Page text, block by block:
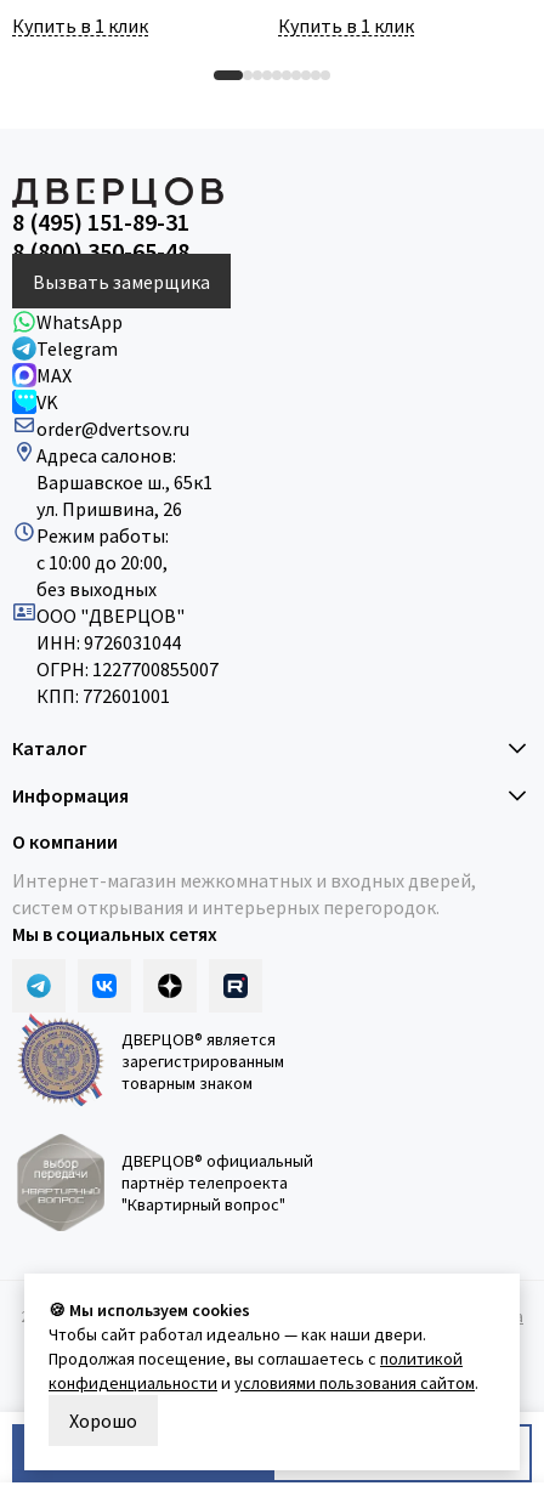
Купить в 1 клик Купить в 1 клик
8 (495) 151-89-31
8 (800) 350-65-48
Вызвать замерщика
WhatsApp
Telegram
MAX
VK
order@dvertsov.ru
Адреса салонов:
Варшавское ш., 65к1
ул. Пришвина, 26
Режим работы:
с 10:00 до 20:00,
без выходных
ООО "ДВЕРЦОВ"
ИНН: 9726031044
ОГРН: 1227700855007
КПП: 772601001
Каталог
Информация
О компании
Интернет-магазин межкомнатных и входных дверей,
систем открывания и интерьерных перегородок.
Мы в социальных сетях
ДВЕРЦОВ® является
зарегистрированным
товарным знаком
ДВЕРЦОВ® официальный
партнёр телепроекта
"Квартирный вопрос"
2011-2026 © Дверцов. Карта сайта
Политика
конфеденциальности Условия использования сайта
🍪 Мы используем cookies
Чтобы сайт работал идеально — как наши двери.
Продолжая посещение, вы соглашаетесь с политикой
конфиденциальности и условиями пользования сайтом.
Хорошо